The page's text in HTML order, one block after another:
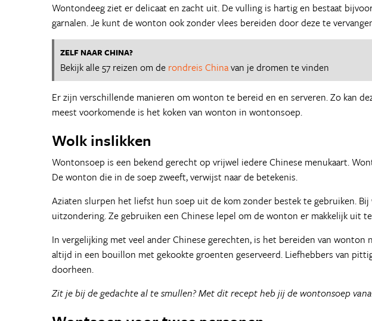
Wontondeeg ziet er delicaat en zacht uit. De vulling is hartig en bestaat
garnalen. Je kunt de wonton ook zonder vlees bereiden door deze te
ZELF NAAR CHINA?
Bekijk alle 57 reizen om de rondreis Chinavan je dromen te vinden
Er zijn verschillende manieren om wonton te bereid en en serveren. Zo kan
meest voorkomende is het koken van wonton in wontonsoep.
Wolk inslikken
Wontonsoep is een bekend gerecht op vrijwel iedere Chinese menukaart.
De wonton die in de soep zweeft, verwijst naar de betekenis.
Aziaten slurpen het liefst hun soep uit de kom zonder bestek te gebruiken.
uitzondering. Ze gebruiken een Chinese lepel om de wonton er makkelijk uit
In vergelijking met veel ander Chinese gerechten, is het bereiden van
altijd in een bouillon met gekookte groenten geserveerd. Liefhebbers van
doorheen.
Zit je bij de gedachte al te smullen? Met dit recept heb jij de wontonsoep